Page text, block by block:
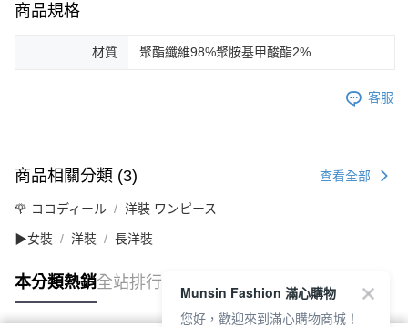
商品規格
材質 聚酯纖維98%聚胺基甲酸酯2%
客服
商品相關分類 (3) 查看全部
🌹 ココディール 洋裝 ワンピース
▶女裝 洋裝 長洋裝
本分類熱銷全站排行
Munsin Fashion 滿心購物
您好，歡迎來到滿心購物商城！